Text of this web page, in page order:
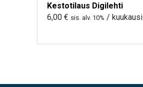
Kestotilaus Digilehti
6,00 € sis. alv. 10% / kuukausi